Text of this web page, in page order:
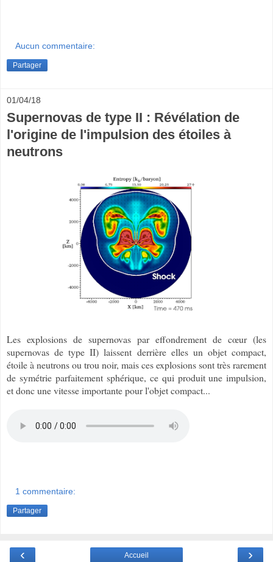
Aucun commentaire:
Partager
01/04/18
Supernovas de type II : Révélation de
l'origine de l'impulsion des étoiles à
neutrons
Les explosions de supernovas par effondrement de cœur (les
supernovas de type II) laissent derrière elles un objet compact,
étoile à neutrons ou trou noir, mais ces explosions sont très rarement
de symétrie parfaitementsphérique, ce qui produit une impulsion,
et donc une vitesse importante pour l'objet compact...
1 commentaire:
Partager
‹ ›
Accueil